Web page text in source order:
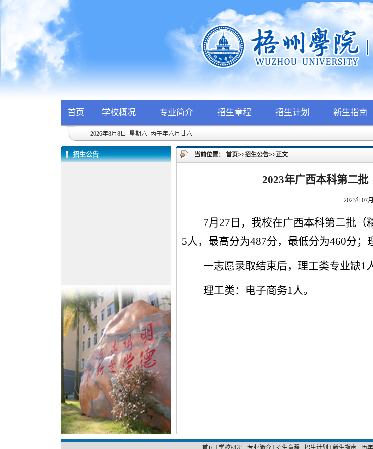
首页 学校概况 专业简介 招生章程 招生计划 新生指南
2026年8月8日 星期六 丙午年六月廿六
招生公告 当前位置： 首页>>招生公告>>正文
2023年广西本科第二
2023年07
7月27日，我校在广西本科第二批
5人，最高分为487分，最低分为460分；
一志愿录取结束后，理工类专业缺1
理工类：电子商务1人。